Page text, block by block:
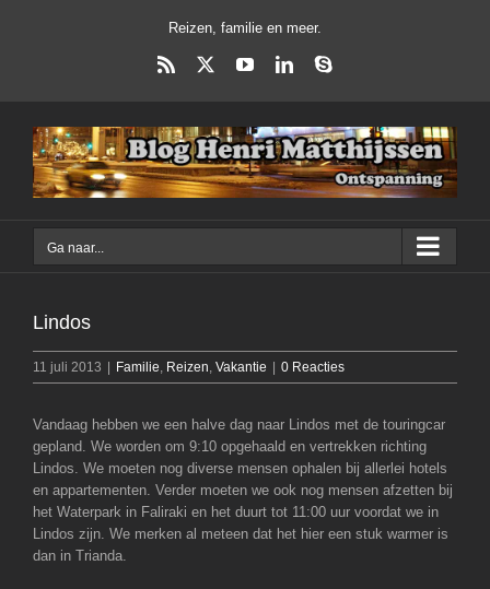
Reizen, familie en meer.
Rss YouTubeLinkedInSkype
Ga naar...
Lindos
11 juli 2013 | Familie, Reizen, Vakantie | 0 Reacties
Vandaag hebben we een halve dag naar Lindos met de touringcar
gepland. We worden om 9:10 opgehaald en vertrekken richting
Lindos. We moeten nog diverse mensen ophalen bij allerlei hotels
en appartementen. Verder moeten we ook nog mensen afzetten bij
het Waterpark in Faliraki en het duurt tot 11:00 uur voordat we in
Lindos zijn. We merken al meteen dat het hier een stuk warmer is
dan in Trianda.